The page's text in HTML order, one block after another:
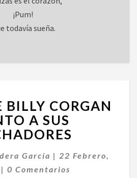
¡Pum!
todavía sueña.
BILLY
CORGAN
JUNTO
SUS
LUCHADORES
BILLY CORGAN
A SUS
García | 22 Febrero,
| Comentarios
0 Comentarios